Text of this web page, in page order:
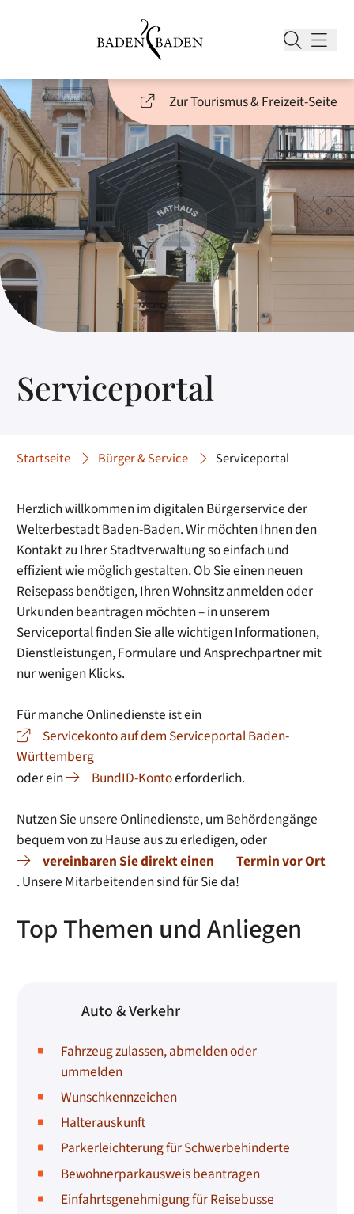
Zur Tourismus & Freizeit-Seite
Serviceportal
Startseite Bürger & Service Serviceportal
Herzlich willkommen im digitalen Bürgerservice der
Welterbestadt Baden-Baden. Wir möchten Ihnen den
Kontakt zu Ihrer Stadtverwaltung so einfach und
effizient wie möglich gestalten. Ob Sie einen neuen
Reisepass benötigen, Ihren Wohnsitz anmelden oder
Urkunden beantragen möchten – in unserem
Serviceportal finden Sie alle wichtigen Informationen,
Dienstleistungen, Formulare und Ansprechpartner mit
nur wenigen Klicks.
Für manche Onlinedienste ist ein
Servicekonto auf dem Serviceportal Baden-
Württemberg
oder ein
BundID-Kontoerforderlich.
Nutzen Sie unsere Onlinedienste, um Behördengänge
bequem von zu Hause aus zu erledigen, oder
vereinbaren Sie direkt einen
Termin vor Ort
. Unsere Mitarbeitenden sind für Sie da!
Top Themen und Anliegen
Auto & Verkehr
Fahrzeug zulassen, abmelden oder
ummelden
Wunschkennzeichen
Halterauskunft
Parkerleichterung für Schwerbehinderte
Bewohnerparkausweis beantragen
Einfahrtsgenehmigung für Reisebusse